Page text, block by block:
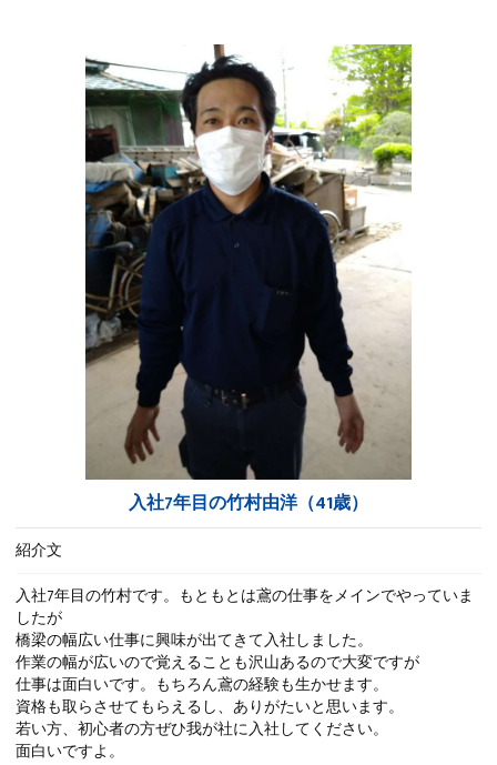
入社7年目の竹村由洋（41歳）
紹介文
入社7年目の竹村です。もともとは鳶の仕事をメインでやっていま
したが
橋梁の幅広い仕事に興味が出てきて入社しました。
作業の幅が広いので覚えることも沢山あるので大変ですが
仕事は面白いです。もちろん鳶の経験も生かせます。
資格も取らさせてもらえるし、ありがたいと思います。
若い方、初心者の方ぜひ我が社に入社してください。
面白いですよ。